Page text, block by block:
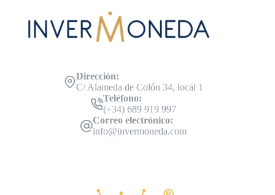
Dirección:
C/ Alameda de Colón 34, local 1
Teléfono:
(+34) 689 919 997
Correo electrónico:
info@invermoneda.com